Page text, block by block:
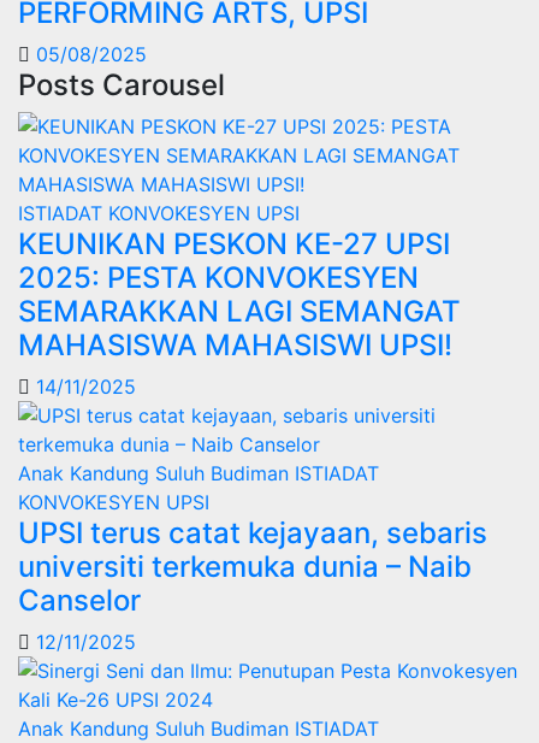
PERFORMING ARTS, UPSI
05/08/2025
Posts Carousel
ISTIADAT KONVOKESYEN UPSI
KEUNIKAN PESKON KE-27 UPSI
2025: PESTA KONVOKESYEN
SEMARAKKAN LAGI SEMANGAT
MAHASISWA MAHASISWI UPSI!
14/11/2025
Anak Kandung Suluh Budiman ISTIADAT
KONVOKESYEN UPSI
UPSI terus catat kejayaan, sebaris
universiti terkemuka dunia – Naib
Canselor
12/11/2025
Anak Kandung Suluh Budiman ISTIADAT